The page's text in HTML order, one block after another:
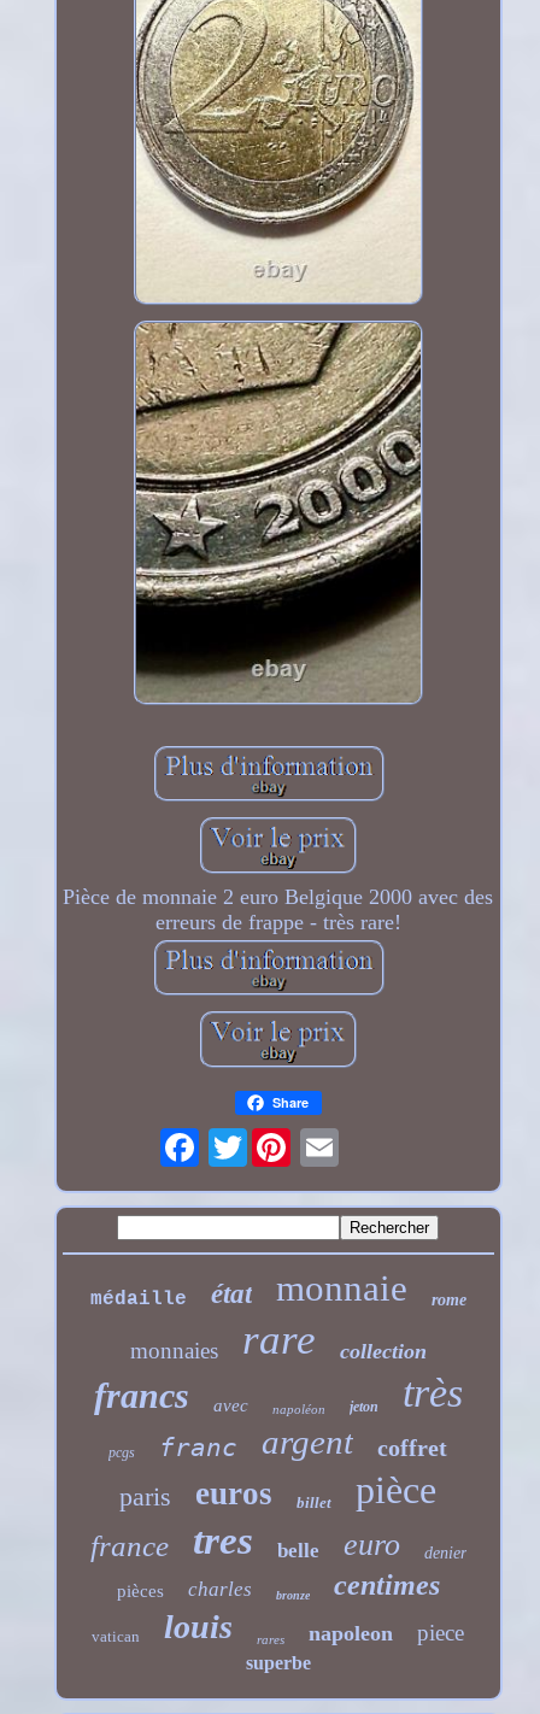
Pièce de monnaie 2 euro Belgique 2000 avec des
erreurs de frappe - très rare!
Share
Twitter
médaille état monnaie rome
monnaies rare collection
francs avec napoléon jeton très
pcgs franc argent coffret
paris euros billet pièce
france tres belle euro denier
pièces charles bronze centimes
vatican louis rares napoleon piece
superbe